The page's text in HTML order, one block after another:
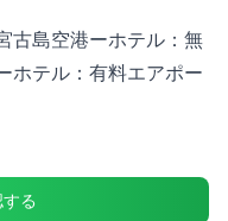
古島空港ーホテル：無
ホテル：有料エアポー
る